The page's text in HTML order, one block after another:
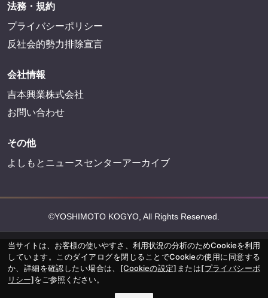
法務・規約
プライバシーポリシー
反社会的勢力排除宣言
会社情報
吉本興業株式会社
お問い合わせ
その他
よしもとニュースセンターアーカイブ
©YOSHIMOTO KOGYO, All Rights Reserved.
当サイトは、お客様の使いやすさ、利用状況の分析のためCookieを利用
しています。このダイアログを閉じることでCookieの使用に同意する
か、詳細を確認したい場合は、 [Cookieの設定] または[プライバシーポ
リシー]をご参照ください。